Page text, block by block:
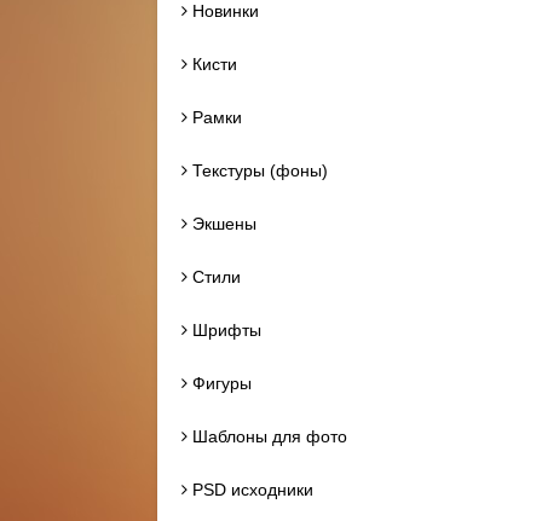
Новинки
Кисти
Рамки
Текстуры (фоны)
Экшены
Стили
Шрифты
Фигуры
Шаблоны для фото
PSD исходники